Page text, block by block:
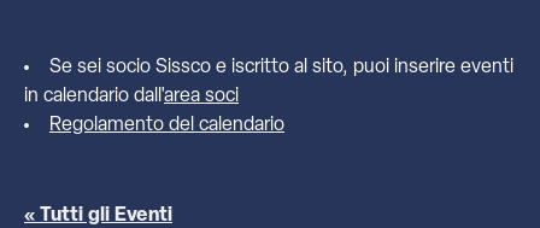
Se sei socio Sissco e iscritto al sito, puoi inserire eventi
in calendario dall'area soci
Regolamento del calendario
« Tutti gli Eventi